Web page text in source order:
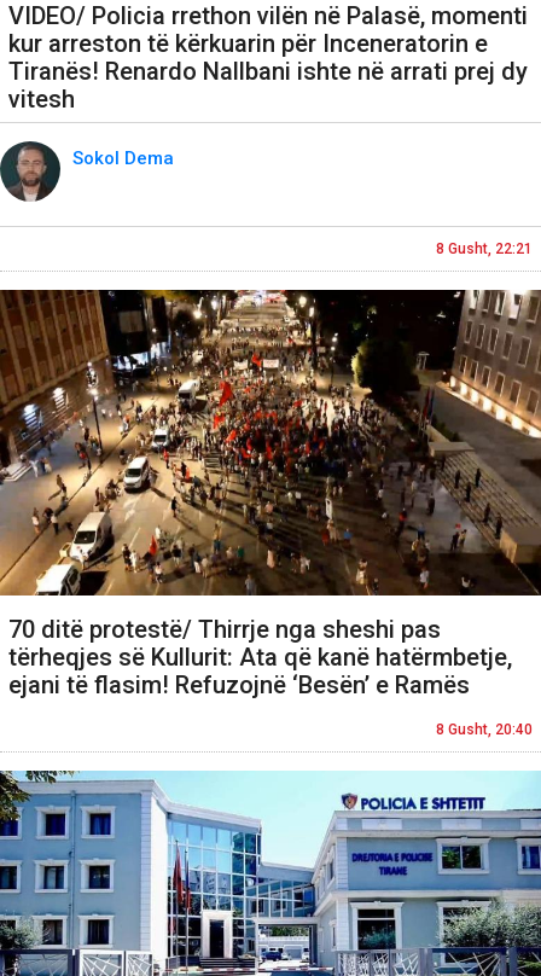
VIDEO/ Policia rrethon vilën në Palasë, momenti
kur arreston të kërkuarin për Inceneratorin e
Tiranës! Renardo Nallbani ishte në arrati prej dy
vitesh
Sokol Dema
8 Gusht, 22:21
70 ditë protestë/ Thirrje nga sheshi pas
tërheqjes së Kullurit: Ata që kanë hatërmbetje,
ejani të flasim! Refuzojnë ‘Besën’ e Ramës
8 Gusht, 20:40